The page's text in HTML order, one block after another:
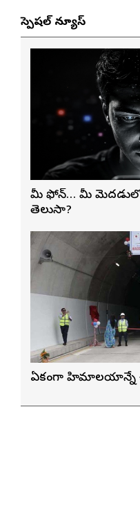
స్పెషల్ న్యూస్
మీ ఫోన్… మీ మెదడులో
తెలుసా?
ఏకంగా హిమాలయాన్నే